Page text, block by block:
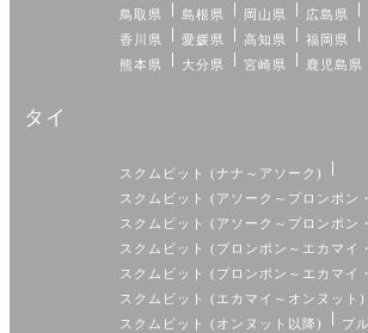
鳥取県
島根県 岡山県 広島県
香川県
愛媛県 高知県 福岡県
熊本県
大分県 宮崎県 鹿児島県
タイ
スクムビット (ナナ～アソーク)
スクムビット (アソーク～プロンポン
スクムビット (アソーク～プロンポン
スクムビット (プロンポン～エカマイ
スクムビット (プロンポン～エカマイ
スクムビット (エカマイ～オンヌット)
スクムビット (オンヌット以降)
プ